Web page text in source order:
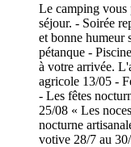
Le camping vous
séjour. - Soirée
et bonne humeur
pétanque -
à votre arrivée.
agricole 13/05 -
- Les fêtes
25/08 « Les
nocturne
votive 28/7 au